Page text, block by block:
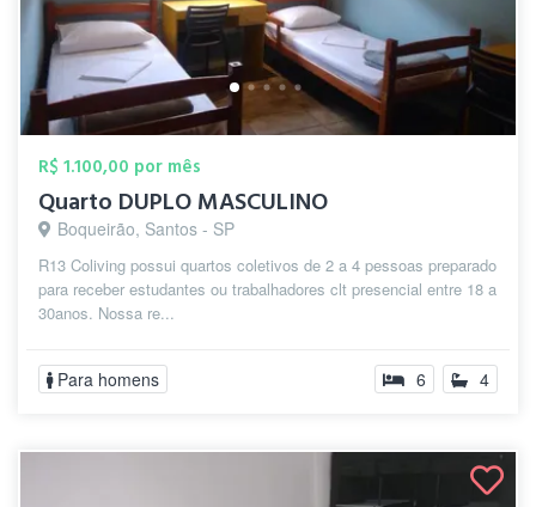
R$ 1.100,00 por mês
Quarto DUPLO MASCULINO
Boqueirão, Santos - SP
R13 Coliving possui quartos coletivos de 2 a 4 pessoas preparado
para receber estudantes ou trabalhadores clt presencial entre 18 a
30anos. Nossa re...
Para homens 6 4